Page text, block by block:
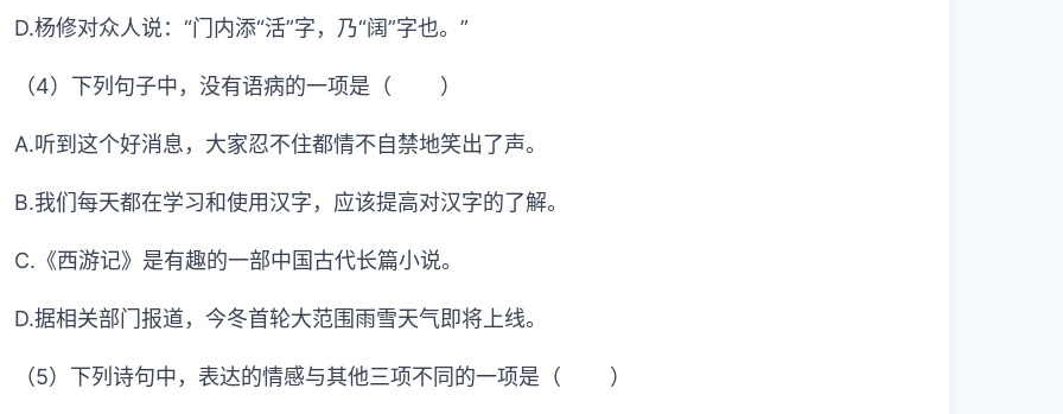
D.杨修对众人说：“门内添“活”字，乃“阔”字也。”
（4）下列句子中，没有语病的一项是（ ）
A.听到这个好消息，大家忍不住都情不自禁地笑出了声。
B.我们每天都在学习和使用汉字，应该提高对汉字的了解。
C.《西游记》是有趣的一部中国古代长篇小说。
D.据相关部门报道，今冬首轮大范围雨雪天气即将上线。
（5）下列诗句中，表达的情感与其他三项不同的一项是（ ）